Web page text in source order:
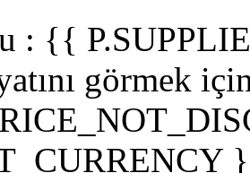
: {{
görmek